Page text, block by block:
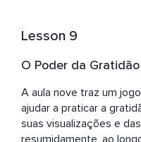
Lesson 9
O Poder da Gratidão
A aula nove traz um
ajudar a praticar a
suas visualizações e